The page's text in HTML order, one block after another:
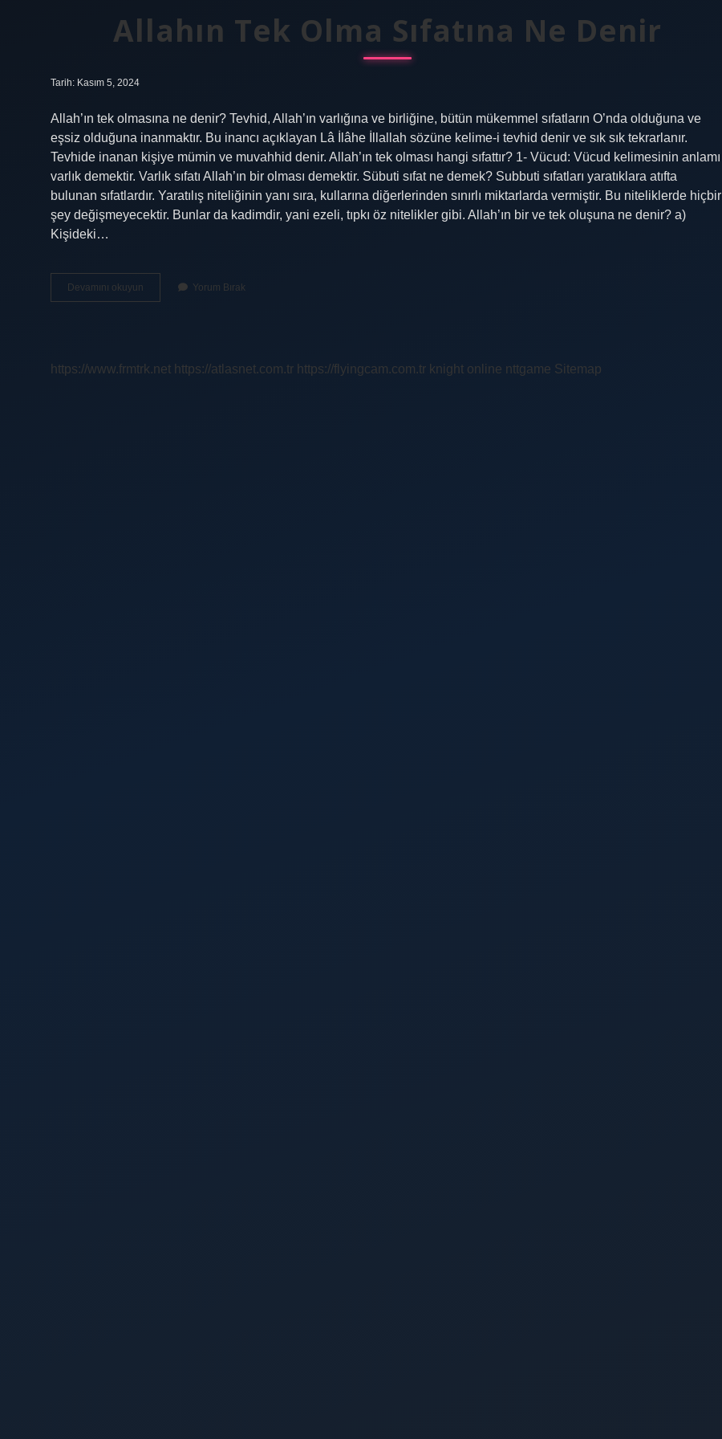
Allahın Tek Olma Sıfatına Ne Denir
Tarih: Kasım 5, 2024
Allah’ın tek olmasına ne denir? Tevhid, Allah’ın varlığına ve birliğine, bütün mükemmel sıfatların O’nda olduğuna ve
eşsiz olduğuna inanmaktır. Bu inancı açıklayan Lâ İlâhe İllallah sözüne kelime-i tevhid denir ve sık sık tekrarlanır.
Tevhide inanan kişiye mümin ve muvahhid denir. Allah’ın tek olması hangi sıfattır? 1- Vücud: Vücud kelimesinin anlamı
varlık demektir. Varlık sıfatı Allah’ın bir olması demektir. Sübuti sıfat ne demek? Subbuti sıfatları yaratıklara atıfta
bulunan sıfatlardır. Yaratılış niteliğinin yanı sıra, kullarına diğerlerinden sınırlı miktarlarda vermiştir. Bu niteliklerde hiçbir
şey değişmeyecektir. Bunlar da kadimdir, yani ezeli, tıpkı öz nitelikler gibi. Allah’ın bir ve tek oluşuna ne denir? a)
Kişideki…
Devamını okuyun
Tek
Yorum Bırak
https://www.frmtrk.net https://atlasnet.com.tr https://flyingcam.com.tr knight online nttgame Sitemap